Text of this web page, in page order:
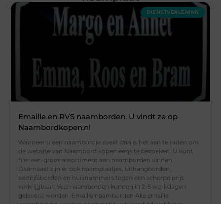
DIENSTVERLENING
Emaille en RVS naamborden. U vindt ze op
Naambordkopen.nl
Wanneer u een naambordje zoekt dan is het aan te raden om
de website van Naambord kopen eens te bezoeken. U kunt
hier een groot assortiment aan naamborden vinden.
Daarnaast zijn er ook naamplaatjes, uithangborden,
bedrijfsborden en huisnummers tegen een scherpe prijs
verkrijgbaar. Veel naamborden kunnen in 2-5 werkdagen
geleverd worden. Emaille naamborden Alle emaille